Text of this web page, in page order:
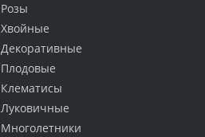
Розы
Хвойные
Декоративные
Плодовые
Клематисы
Луковичные
Многолетники